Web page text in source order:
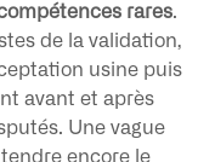
rares.
de la validation,
usine puis
avant et après
Une vague
encore le